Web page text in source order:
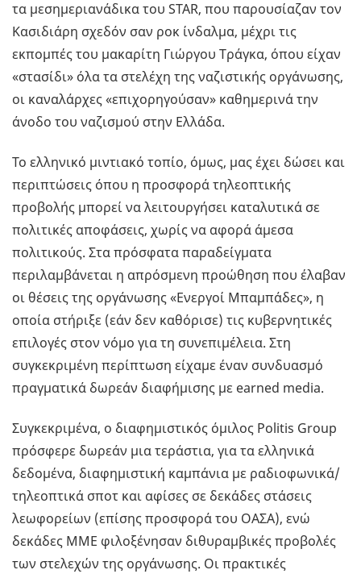
τα μεσημεριανάδικα του STAR, που παρουσίαζαν τον
Κασιδιάρη σχεδόν σαν ροκ ίνδαλμα, μέχρι τις
εκπομπές του μακαρίτη Γιώργου Τράγκα, όπου είχαν
«στασίδι» όλα τα στελέχη της ναζιστικής οργάνωσης,
οι καναλάρχες «επιχορηγούσαν» καθημερινά την
άνοδο του ναζισμού στην Ελλάδα.
Το ελληνικό μιντιακό τοπίο, όμως, μας έχει δώσει και
περιπτώσεις όπου η προσφορά τηλεοπτικής
προβολής μπορεί να λειτουργήσει καταλυτικά σε
πολιτικές αποφάσεις, χωρίς να αφορά άμεσα
πολιτικούς. Στα πρόσφατα παραδείγματα
περιλαμβάνεται η απρόσμενη προώθηση που έλαβαν
οι θέσεις της οργάνωσης «Ενεργοί Μπαμπάδες», η
οποία στήριξε (εάν δεν καθόρισε) τις κυβερνητικές
επιλογές στον νόμο για τη συνεπιμέλεια. Στη
συγκεκριμένη περίπτωση είχαμε έναν συνδυασμό
πραγματικά δωρεάν διαφήμισης με earned media.
Συγκεκριμένα, ο διαφημιστικός όμιλος Politis Group
πρόσφερε δωρεάν μια τεράστια, για τα ελληνικά
δεδομένα, διαφημιστική καμπάνια με ραδιοφωνικά/
τηλεοπτικά σποτ και αφίσες σε δεκάδες στάσεις
λεωφορείων (επίσης προσφορά του ΟΑΣΑ), ενώ
δεκάδες ΜΜΕ φιλοξένησαν διθυραμβικές προβολές
των στελεχών της οργάνωσης. Οι πρακτικές